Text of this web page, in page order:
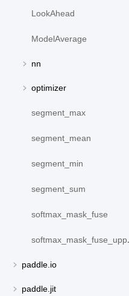
LookAhead
ModelAverage
nn
optimizer
segment_max
segment_mean
segment_min
segment_sum
softmax_mask_fuse
softmax_mask_fuse_upper_triangle
paddle.io
paddle.jit